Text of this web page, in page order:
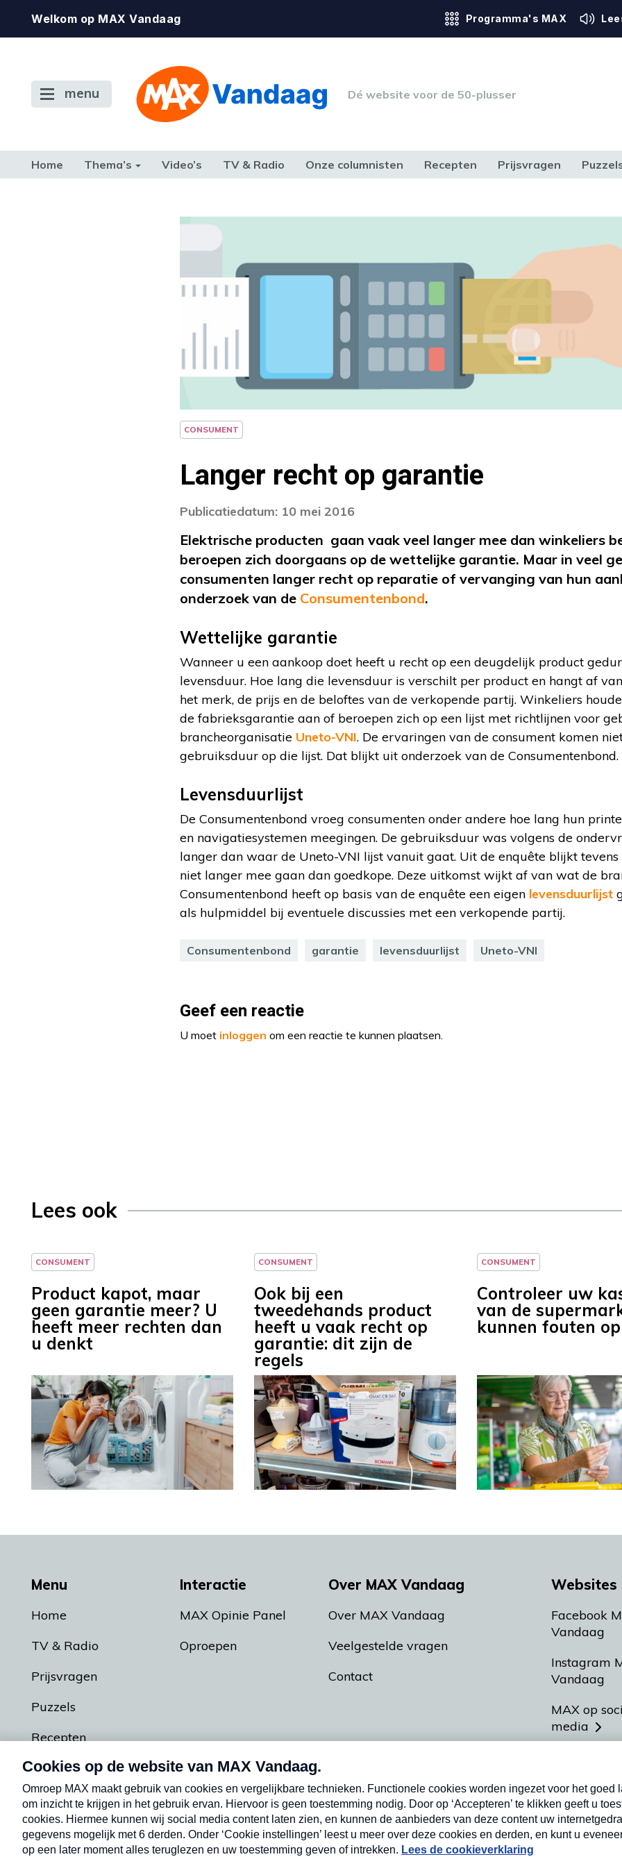
Welkom op MAX Vandaag Programma's MAX
menu Dé website voor de 50-plusser
Home Thema’s Video’s TV & Radio Onze columnisten Recepten Prijsvragen
CONSUMENT
Langer recht op garantie
Publicatiedatum: 10 mei 2016
Elektrische producten gaan vaak veel langer mee dan winkeliers
beroepen zich doorgaans op de wettelijke garantie. Maar in veel
consumenten langer recht op reparatie of vervanging van hun
onderzoek van de Consumentenbond.
Wettelijke garantie
Wanneer u een aankoop doet heeft u recht op een deugdelijk product
levensduur. Hoe lang die levensduur is verschilt per product en hangt af
het merk, de prijs en de beloftes van de verkopende partij. Winkeliers
de fabrieksgarantie aan of beroepen zich op een lijst met richtlijnen voor
brancheorganisatie Uneto-VNI. De ervaringen van de consument komen
gebruiksduur op die lijst. Dat blijkt uit onderzoek van de Consumentenbond.
Levensduurlijst
De Consumentenbond vroeg consumenten onder andere hoe lang hun
en navigatiesystemen meegingen. De gebruiksduur was volgens de
langer dan waar de Uneto-VNI lijst vanuit gaat. Uit de enquête blijkt
niet langer mee gaan dan goedkope. Deze uitkomst wijkt af van wat de
Consumentenbond heeft op basis van de enquête een eigen levensduurlijst
als hulpmiddel bij eventuele discussies met een verkopende partij.
Consumentenbond garantie levensduurlijst Uneto-VNI
Geef een reactie
U moet inloggen om een reactie te kunnen plaatsen.
Lees ook
CONSUMENT
Product kapot, maar
geen garantie meer? U
heeft meer rechten dan
u denkt
CONSUMENT
Ook bij een
tweedehands product
heeft u vaak recht op
garantie: dit zijn de
regels
CONSUMENT
Controleer uw
van de
kunnen fouten
Menu
Home
TV & Radio
Prijsvragen
Puzzels
Recepten
Podcasts
Interactie
MAX Opinie Panel
Oproepen
Over MAX Vandaag
Over MAX Vandaag
Veelgestelde vragen
Contact
Websites
Facebook
Vandaag
Instagram
Vandaag
MAX op
media
Meldpunt
Heel